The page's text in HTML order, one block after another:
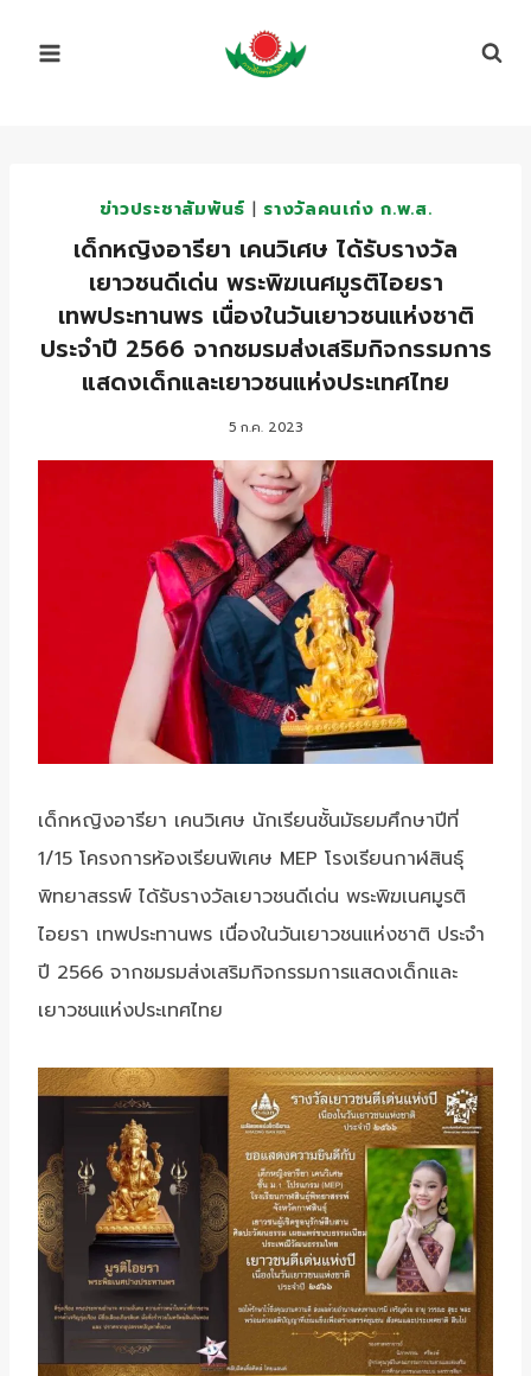
ข่าวประชาสัมพันธ์ | รางวัลคนเก่ง ก.พ.ส.
เด็กหญิงอารียา เคนวิเศษ ได้รับรางวัล
เยาวชนดีเด่น พระพิฆเนศมูรติไอยรา
เทพประทานพร เนื่องในวันเยาวชนแห่งชาติ
ประจำปี 2566 จากชมรมส่งเสริมกิจกรรมการ
แสดงเด็กและเยาวชนแห่งประเทศไทย
5 ก.ค. 2023
เด็กหญิงอารียา เคนวิเศษ นักเรียนชั้นมัธยมศึกษาปีที่
1/15 โครงการห้องเรียนพิเศษ MEP โรงเรียนกาฬสินธุ์
พิทยาสรรพ์ ได้รับรางวัลเยาวชนดีเด่น พระพิฆเนศมูรติ
ไอยรา เทพประทานพร เนื่องในวันเยาวชนแห่งชาติ ประจำ
ปี 2566 จากชมรมส่งเสริมกิจกรรมการแสดงเด็กและ
เยาวชนแห่งประเทศไทย